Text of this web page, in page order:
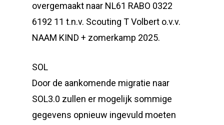
overgemaakt naar NL61 RABO 0322
6192 11 t.n.v. Scouting T Volbert o.v.v.
NAAM KIND + zomerkamp 2025.
SOL
Door de aankomende migratie naar
SOL3.0 zullen er mogelijk sommige
gegevens opnieuw ingevuld moeten